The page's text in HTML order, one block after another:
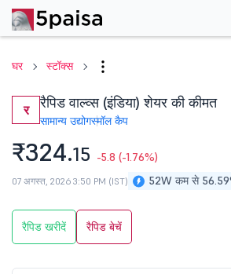
घर स्टॉक्स
र रैपिड वाल्व्स (इंडिया) शेयर की कीमत
सामान्य उद्योगस्मॉल कैप
₹324.15 -5.8 (-1.76%)
52W कम से
07 अगस्त, 2026 3:50 PM (IST)
रैपिड खरीदें रैपिड बेचें
परफॉर्मेंसफाइनेंशियल्स